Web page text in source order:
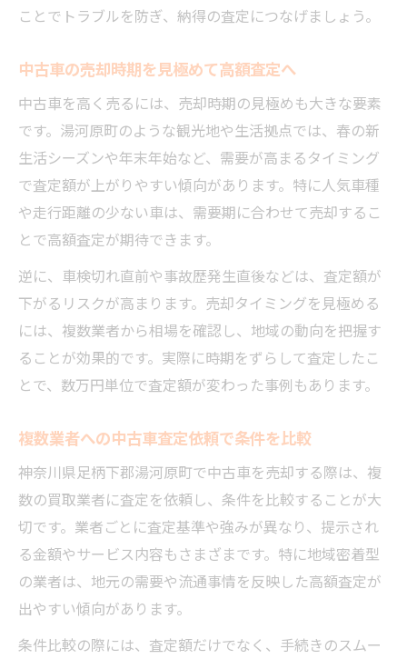
ことでトラブルを防ぎ、納得の査定につなげましょう。
中古車の売却時期を見極めて高額査定へ
中古車を高く売るには、売却時期の見極めも大きな要素
です。湯河原町のような観光地や生活拠点では、春の新
生活シーズンや年末年始など、需要が高まるタイミング
で査定額が上がりやすい傾向があります。特に人気車種
や走行距離の少ない車は、需要期に合わせて売却するこ
とで高額査定が期待できます。
逆に、車検切れ直前や事故歴発生直後などは、査定額が
下がるリスクが高まります。売却タイミングを見極める
には、複数業者から相場を確認し、地域の動向を把握す
ることが効果的です。実際に時期をずらして査定したこ
とで、数万円単位で査定額が変わった事例もあります。
複数業者への中古車査定依頼で条件を比較
神奈川県足柄下郡湯河原町で中古車を売却する際は、複
数の買取業者に査定を依頼し、条件を比較することが大
切です。業者ごとに査定基準や強みが異なり、提示され
る金額やサービス内容もさまざまです。特に地域密着型
の業者は、地元の需要や流通事情を反映した高額査定が
出やすい傾向があります。
条件比較の際には、査定額だけでなく、手続きのスムー